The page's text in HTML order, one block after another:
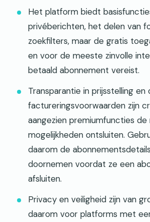
Het platform biedt
privéberichten, het delen van
zoekfilters, maar de gratis
en voor de meeste zinvolle
betaald abonnement vereist.
Transparantie in prijsstelling en
factureringsvoorwaarden zijn
aangezien premiumfuncties
mogelijkheden ontsluiten.
daarom de
doornemen voordat ze een
afsluiten.
Privacy en veiligheid zijn van
daarom voor platforms met